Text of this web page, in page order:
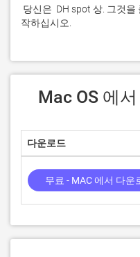
작하십시오.
Mac OS 에
다운로드
무료 - MAC 에서 다운